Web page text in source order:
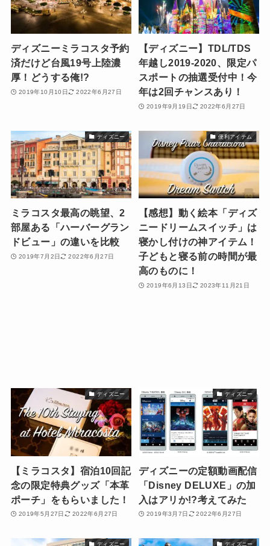
ディズニーミラコスタ予約
済だけど台風19号上陸濃
厚！どうする俺!?
2019年10月10日 2022年6月27日
【ディズニー】TDL/TDS
年越し2019-2020、限定パ
スポートの抽選受付中！今
年は2回チャンスあり！
2019年9月19日 2022年6月27日
ディズニー
ミラコスタ最高の眺望、2
部屋ある「ハーバーグラン
ドビュー」の違いを比較
2019年7月2日 2022年6月27日
便利アイテム
【感想】動く絵本「ディズ
ニードリームスイッチ」は
寝かし付けの神アイテム！
子どもと寝る前の時間が最
高のものに！
2019年6月13日 2023年11月21日
ディズニー
【ミラコスタ】宿泊10回記
念の限定特典グッズ「本革
ポーチ」をもらいました！
2019年5月27日 2022年6月27日
ディズニー
ディズニーの定額動画配信
「Disney DELUXE」の加
入はアリか!?考えてみた
2019年3月7日 2022年6月27日
ディズニー ディズニー